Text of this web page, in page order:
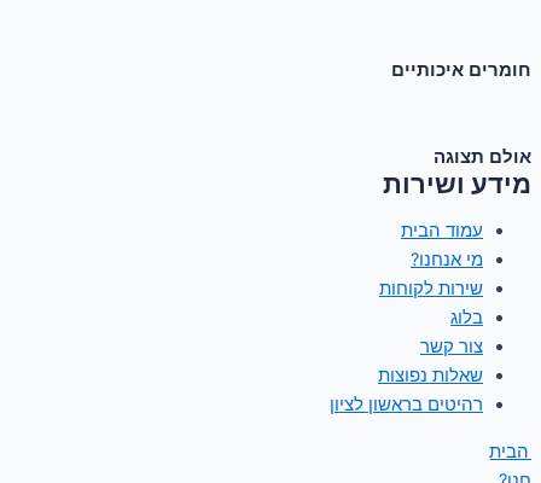
חומרים איכותיים
אולם תצוגה
מידע ושירות
עמוד הבית
מי אנחנו?
שירות לקוחות
בלוג
צור קשר
שאלות נפוצות
רהיטים בראשון לציון
הבית